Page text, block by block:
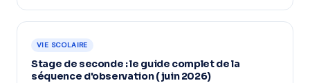
VIE SCOLAIRE
Stage de seconde : le guide complet de la
séquence d'observation (juin 2026)